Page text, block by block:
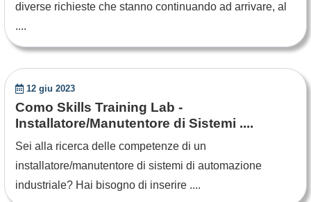
diverse richieste che stanno continuando ad arrivare, al
....
12 giu 2023
Como Skills Training Lab -
Installatore/Manutentore di Sistemi ....
Sei alla ricerca delle competenze di un
installatore/manutentore di sistemi di automazione
industriale? Hai bisogno di inserire ....